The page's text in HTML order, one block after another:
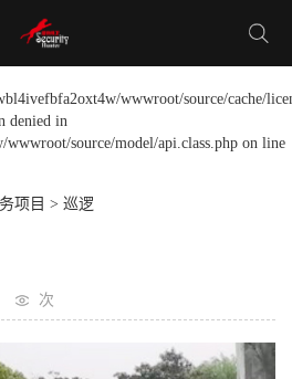
wwwroot/source/cache/
denied in
source/model/api.class.php on line
项目 > 巡逻
次